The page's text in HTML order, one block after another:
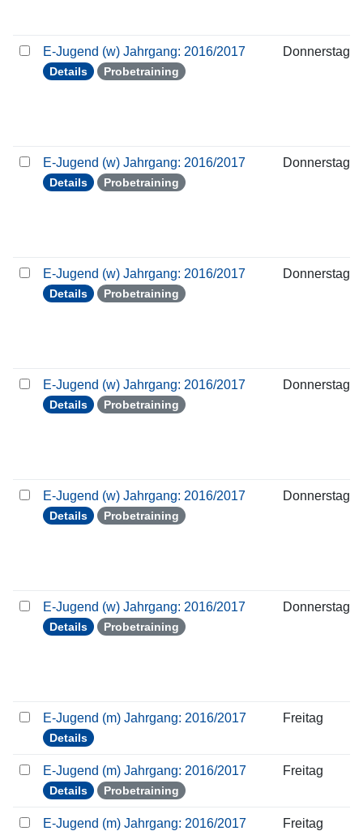
E-Jugend (w) Jahrgang: 2016/2017
Details Probetraining
Donnerstag
E-Jugend (w) Jahrgang: 2016/2017
Details Probetraining
Donnerstag
E-Jugend (w) Jahrgang: 2016/2017
Details Probetraining
Donnerstag
E-Jugend (w) Jahrgang: 2016/2017
Details Probetraining
Donnerstag
E-Jugend (w) Jahrgang: 2016/2017
Details Probetraining
Donnerstag
E-Jugend (w) Jahrgang: 2016/2017
Details Probetraining
Donnerstag
E-Jugend (m) Jahrgang: 2016/2017
Details
Freitag
E-Jugend (m) Jahrgang: 2016/2017
Details Probetraining
Freitag
E-Jugend (m) Jahrgang: 2016/2017 Freitag